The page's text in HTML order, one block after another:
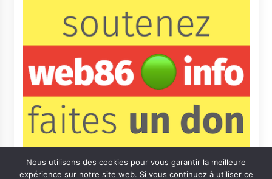
Nous utilisons des cookies pour vous garantir la meilleure
expérience sur notre site web. Si vous continuez à utiliser ce